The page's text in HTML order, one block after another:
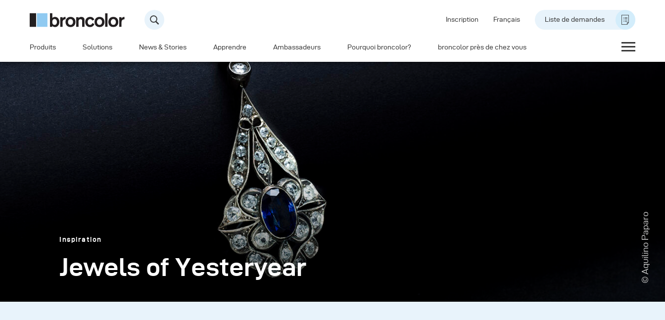
Inscription Français Liste de demandes
Produits Solutions News & Stories Apprendre Ambassadeurs Pourquoi broncolor? broncolor près de chez vous
Inspiration
Jewels of Yesteryear © Aquilino Paparo